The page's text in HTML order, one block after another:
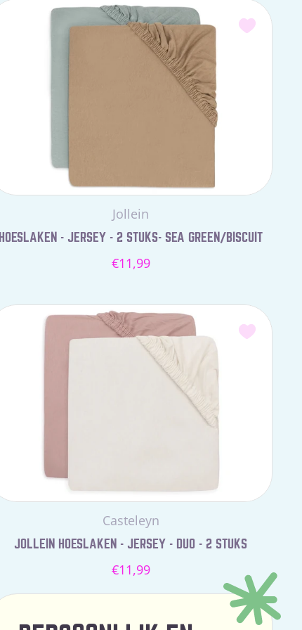
Leverancier:
Jollein
HOESLAKEN - JERSEY - 2 STUKS- SEA GREEN/BISCUIT
Normale
€11,99
Leverancier:
Casteleyn
JOLLEIN HOESLAKEN - JERSEY - DUO - 2 STUKS
Normale
€11,99